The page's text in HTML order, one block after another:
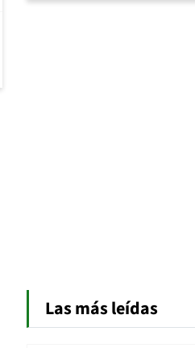
Las más leídas